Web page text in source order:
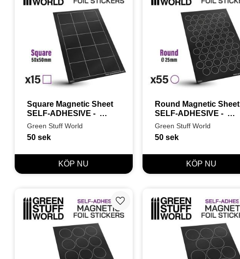
Square Magnetic Sheet
SELF-ADHESIVE -
50x50mm
Green Stuff World
50 sek
Round Magnetic Sheet
SELF-ADHESIVE -
25mm
Green Stuff World
50sek
Lägg till i favoriter